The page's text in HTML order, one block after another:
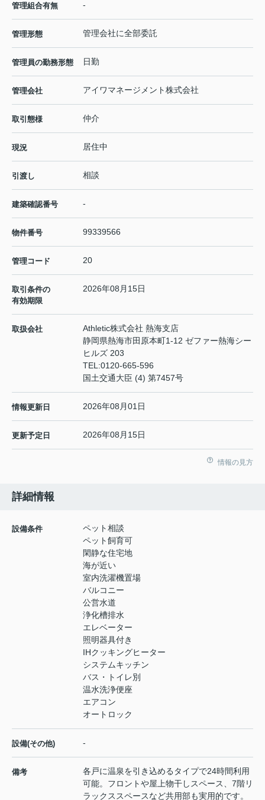
管理組合有無 -
管理形態 管理会社に全部委託
管理員の勤務形態 日勤
管理会社 アイワマネージメント株式会社
取引態様 仲介
現況 居住中
引渡し 相談
建築確認番号 -
物件番号 99339566
管理コード 20
取引条件の
有効期限
2026年08月15日
取扱会社
Athletic株式会社 熱海支店
静岡県熱海市田原本町1-12 ゼファー熱海シー
ヒルズ 203
TEL:0120-665-596
国土交通大臣 (4) 第7457号
情報更新日 2026年08月01日
更新予定日 2026年08月15日
情報の見方
詳細情報
設備条件
ペット相談
ペット飼育可
閑静な住宅地
海が近い
室内洗濯機置場
バルコニー
公営水道
浄化槽排水
エレベーター
照明器具付き
IHクッキングヒーター
システムキッチン
バス・トイレ別
温水洗浄便座
エアコン
オートロック
設備(その他) -
備考
各戸に温泉を引き込めるタイプで24時間利用
可能。フロントや屋上物干しスペース、7階リ
ラックススペースなど共用部も実用的です。